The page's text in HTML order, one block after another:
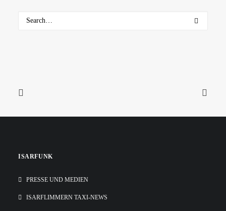
ISARFUNK
PRESSE UND MEDIEN
ISARFLIMMERN TAXI-NEWS